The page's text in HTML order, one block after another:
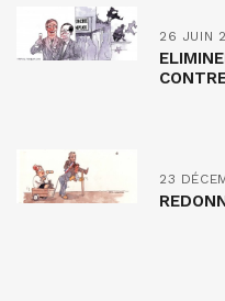
26 JUIN
23